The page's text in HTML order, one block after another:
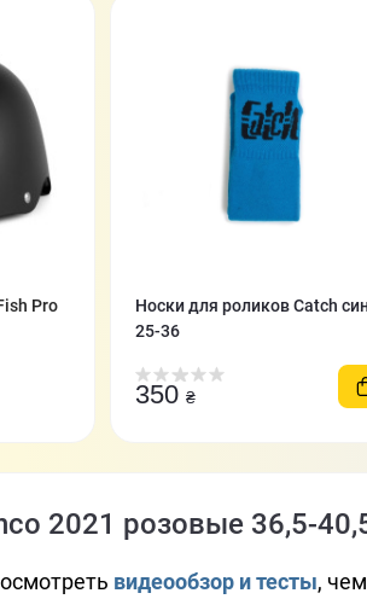
Pro
Носки для роликов Catch
25-36
350 ₴
2021 розовые 36,5-
видеообзор и тесты,